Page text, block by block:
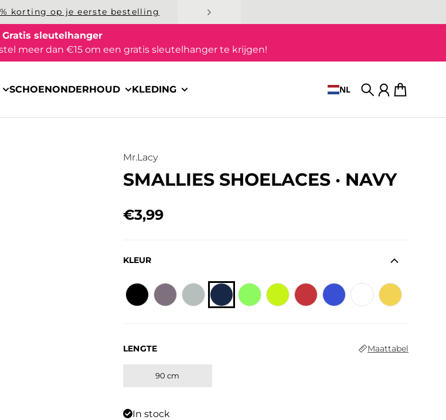
korting op je eerste bestelling
Gratis sleutelhanger
meer dan €15 om een gratis sleutelhanger te krijgen!
SCHOENONDERHOUD KLEDING NL
Zoek op
Account
Mr.Lacy
SMALLIES SHOELACES · NAVY
Regular price
€3,99
KLEUR
LENGTE Maattabel
90 cm
In stock